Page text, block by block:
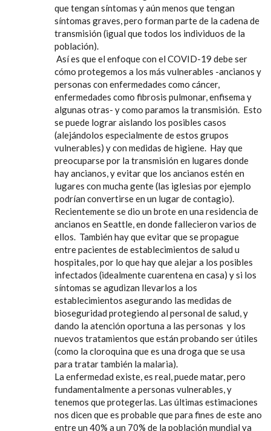
que tengan síntomas y aún menos que tengan
síntomas graves, pero forman parte de la cadena de
transmisión (igual que todos los individuos de la
población).
Así es que el enfoque con el COVID-19 debe ser
cómo protegemos a los más vulnerables -ancianos y
personas con enfermedades como cáncer,
enfermedades como fibrosis pulmonar, enfisema y
algunas otras- y como paramos la transmisión. Esto
se puede lograr aislando los posibles casos
(alejándolos especialmente de estos grupos
vulnerables) y con medidas de higiene. Hay que
preocuparse por la transmisión en lugares donde
hay ancianos, y evitar que los ancianos estén en
lugares con mucha gente (las iglesias por ejemplo
podrían convertirse en un lugar de contagio).
Recientemente se dio un brote en una residencia de
ancianos en Seattle, en donde fallecieron varios de
ellos. También hay que evitar que se propague
entre pacientes de establecimientos de salud u
hospitales, por lo que hay que alejar a los posibles
infectados (idealmente cuarentena en casa) y si los
síntomas se agudizan llevarlos a los
establecimientos asegurando las medidas de
bioseguridad protegiendo al personal de salud, y
dando la atención oportuna a las personas y los
nuevos tratamientos que están probando ser útiles
(como la cloroquina que es una droga que se usa
para tratar también la malaria).
La enfermedad existe, es real, puede matar, pero
fundamentalmente a personas vulnerables, y
tenemos que protegerlas. Las últimas estimaciones
nos dicen que es probable que para fines de este ano
entre un 40% a un 70% de la población mundial ya